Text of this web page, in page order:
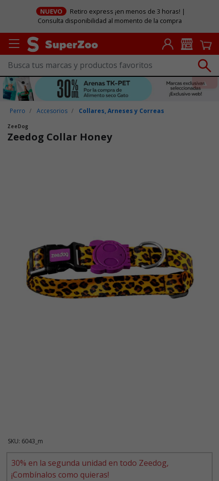
NUEVO
Retiro express ¡en menos de 3 horas! |
Consulta disponibilidad al momento de la compra
Perro Accesorios Collares, Arneses y Correas
ZeeDog
Zeedog Collar Honey
SKU: 6043_m
30% en la segunda unidad en todo Zeedog,
¡Combínalos como quieras!